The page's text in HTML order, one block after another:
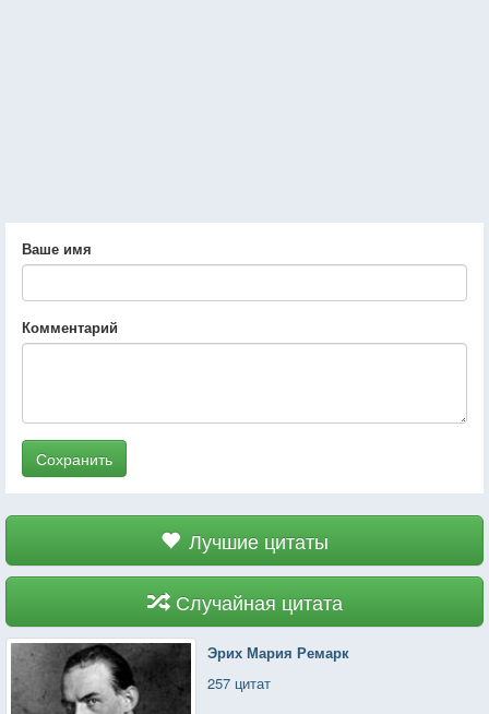
Ваше имя
Комментарий
Сохранить
Лучшие цитаты
Случайная цитата
Эрих Мария Ремарк
257 цитат